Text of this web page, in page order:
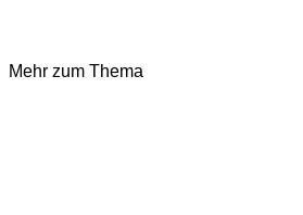
Mehr zum Thema